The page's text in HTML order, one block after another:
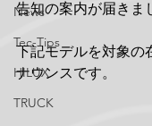
News
Tec-Tips
HILUX
TRUCK
告知の案内が届きま
下記モデルを対象の
ナウンスです。